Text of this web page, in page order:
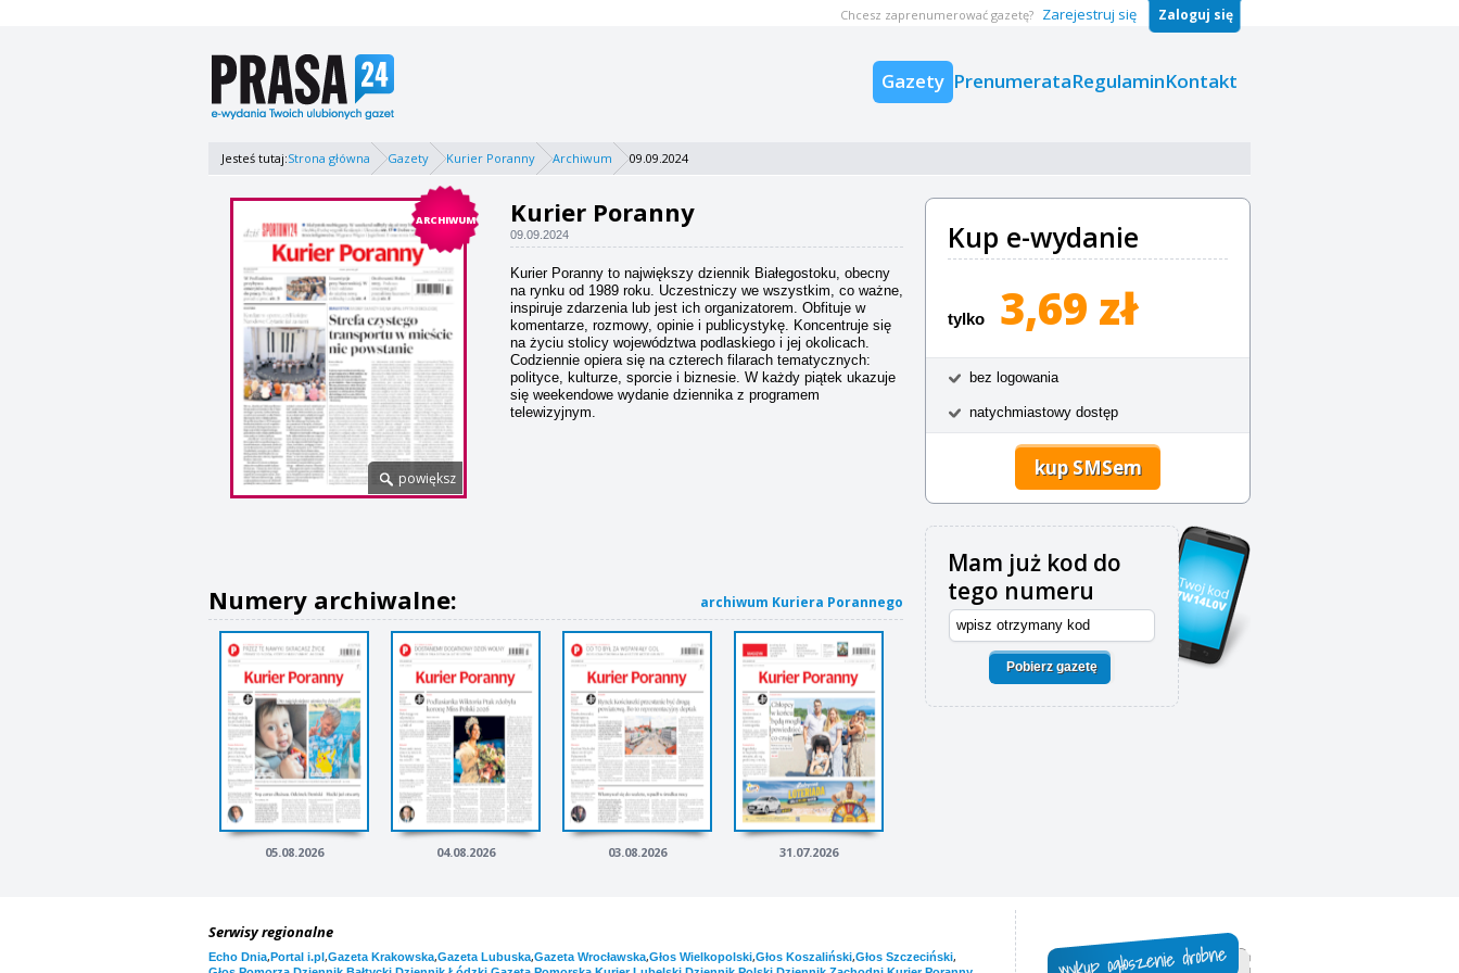
Gazety PrenumerataRegulaminKontakt
Chcesz zaprenumerować gazetę? Zarejestruj się Zaloguj się
Jesteś tutaj:Strona główna Gazety Kurier Poranny Archiwum 09.09.2024
ARCHIWUM
powiększ
Kurier Poranny
09.09.2024
Kurier Poranny to największy dziennik Białegostoku, obecny
na rynku od 1989 roku. Uczestniczy we wszystkim, co ważne,
inspiruje zdarzenia lub jest ich organizatorem. Obfituje w
komentarze, rozmowy, opinie i publicystykę. Koncentruje się
na życiu stolicy województwa podlaskiego i jej okolicach.
Codziennie opiera się na czterech filarach tematycznych:
polityce, kulturze, sporcie i biznesie. W każdy piątek ukazuje
się weekendowe wydanie dziennika z programem
telewizyjnym.
Kup e-wydanie
tylko 3,69 zł
bez logowania
natychmiastowy dostęp
kup SMSem
Mam już kod do
tego numeru
Pobierz gazetę
Numery archiwalne: archiwum Kuriera Porannego
05.08.2026 04.08.2026 03.08.2026 31.07.2026
Serwisy regionalne
Echo Dnia,Portal i.pl,Gazeta Krakowska,Gazeta Lubuska,Gazeta Wrocławska,Głos Wielkopolski,Głos Koszaliński,Głos Szczeciński,